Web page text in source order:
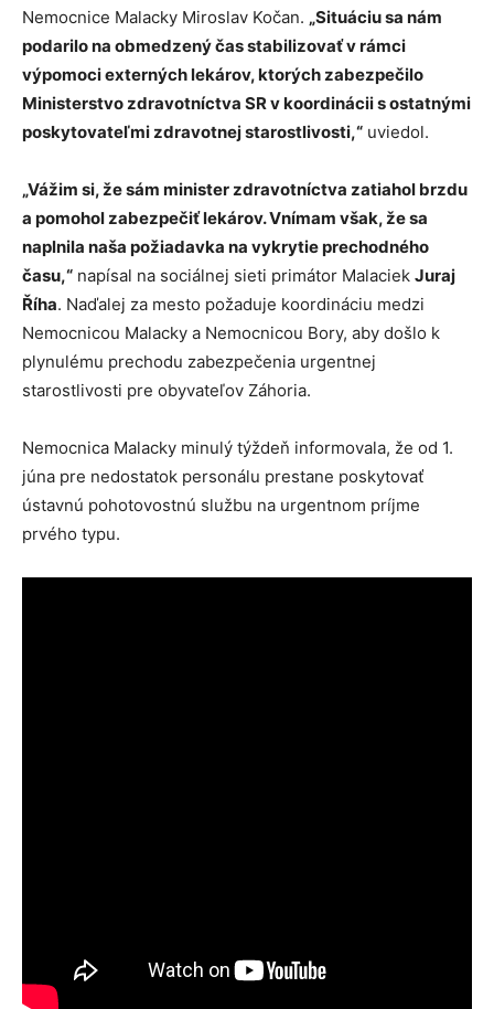
Nemocnice Malacky Miroslav Kočan. „Situáciu sa nám
podarilo na obmedzený čas stabilizovať v rámci
výpomoci externých lekárov, ktorých zabezpečilo
Ministerstvo zdravotníctva SR v koordinácii s ostatnými
poskytovateľmi zdravotnej starostlivosti,“ uviedol.
„Vážim si, že sám minister zdravotníctva zatiahol brzdu
a pomohol zabezpečiť lekárov. Vnímam však, že sa
naplnila naša požiadavka na vykrytie prechodného
času,“ napísal na sociálnej sieti primátor Malaciek Juraj
Říha. Naďalej za mesto požaduje koordináciu medzi
Nemocnicou Malacky a Nemocnicou Bory, aby došlo k
plynulému prechodu zabezpečenia urgentnej
starostlivosti pre obyvateľov Záhoria.
Nemocnica Malacky minulý týždeň informovala, že od 1.
júna pre nedostatok personálu prestane poskytovať
ústavnú pohotovostnú službu na urgentnom príjme
prvého typu.